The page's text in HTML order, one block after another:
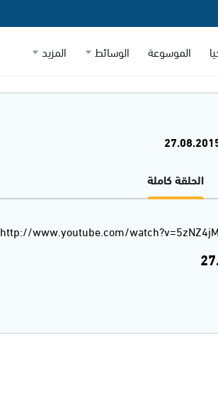
الموسوعة الوسائط المزيد
الحلقة كاملة
http://www.youtube.com/